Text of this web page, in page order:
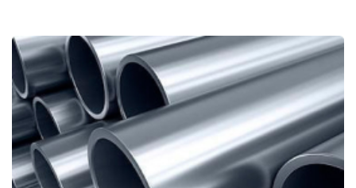
Катанка
Шестигранник
Полособульб
Полукруг
Шпунт Ларсена